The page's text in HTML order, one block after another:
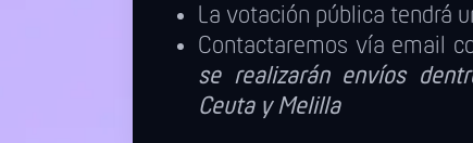
La votación pública tendrá
Contactaremos vía email
se realizarán envíos
Ceuta y Melilla